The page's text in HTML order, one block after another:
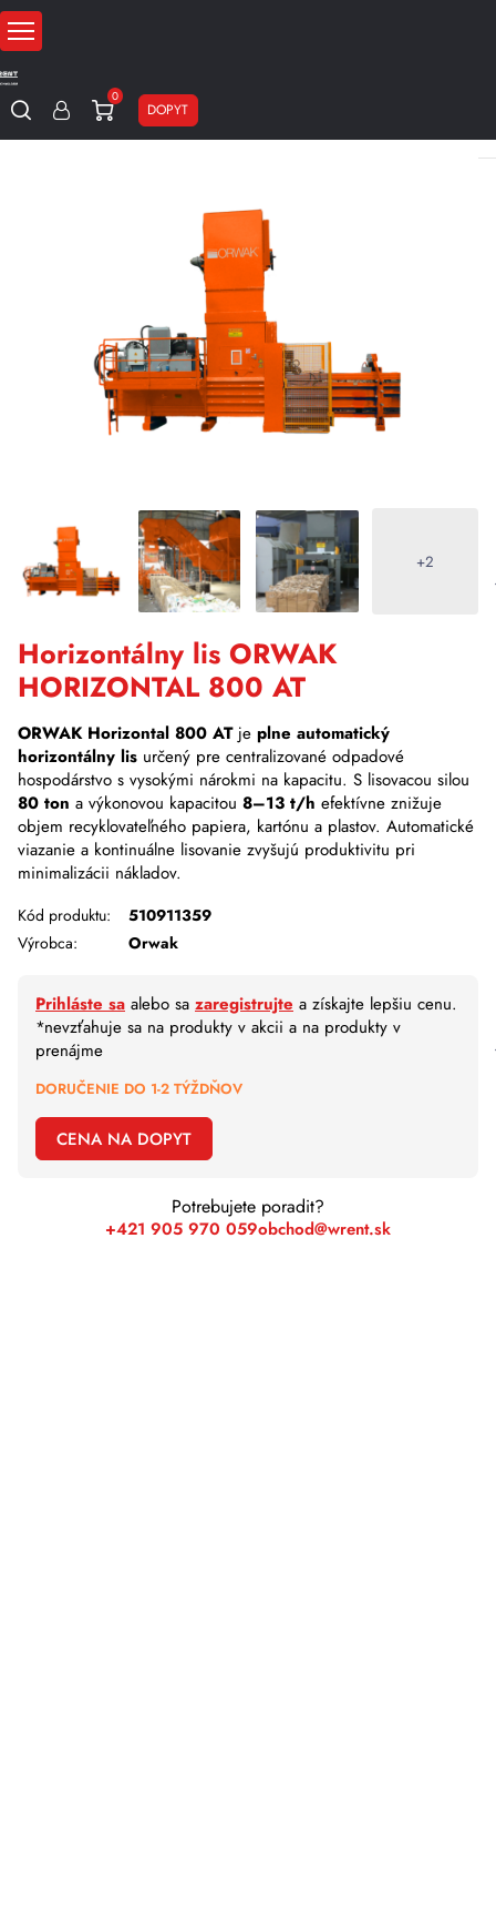
0
DOPYT
+2
Horizontálny lis ORWAK
HORIZONTAL 800 AT
ORWAK Horizontal 800 ATje plne automatický
horizontálny lis určený pre centralizované odpadové
hospodárstvo s vysokými nárokmi na kapacitu. S lisovacou silou
80 ton a výkonovou kapacitou 8–13 t/h efektívne znižuje
objem recyklovateľného papiera, kartónu a plastov. Automatické
viazanie a kontinuálne lisovanie zvyšujú produktivitu pri
minimalizácii nákladov.
Kód produktu:
510911359
Výrobca:
Orwak
Prihláste sa alebo sa zaregistrujte a získajte lepšiu cenu.
*nevzťahuje sa na produkty v akcii a na produkty v
prenájme
DORUČENIE DO 1-2 TÝŽDŇOV
CENA NA DOPYT
Potrebujete poradit?
+421 905 970 059obchod@wrent.sk